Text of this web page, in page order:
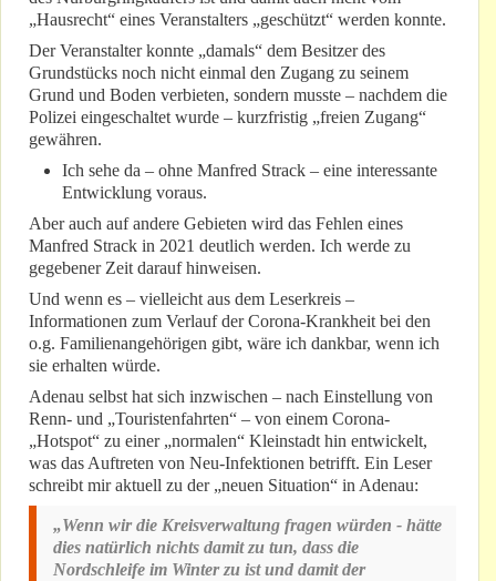
„Hausrecht“ eines Veranstalters „geschützt“ werden konnte.
Der Veranstalter konnte „damals“ dem Besitzer des
Grundstücks noch nicht einmal den Zugang zu seinem
Grund und Boden verbieten, sondern musste – nachdem die
Polizei eingeschaltet wurde – kurzfristig „freien Zugang“
gewähren.
Ich sehe da – ohne Manfred Strack – eine interessante
Entwicklung voraus.
Aber auch auf andere Gebieten wird das Fehlen eines
Manfred Strack in 2021 deutlich werden. Ich werde zu
gegebener Zeit darauf hinweisen.
Und wenn es – vielleicht aus dem Leserkreis –
Informationen zum Verlauf der Corona-Krankheit bei den
o.g. Familienangehörigen gibt, wäre ich dankbar, wenn ich
sie erhalten würde.
Adenau selbst hat sich inzwischen – nach Einstellung von
Renn- und „Touristenfahrten“ – von einem Corona-
„Hotspot“ zu einer „normalen“ Kleinstadt hin entwickelt,
was das Auftreten von Neu-Infektionen betrifft. Ein Leser
schreibt mir aktuell zu der „neuen Situation“ in Adenau:
„Wenn wir die Kreisverwaltung fragen würden - hätte
dies natürlich nichts damit zu tun, dass die
Nordschleife im Winter zu ist und damit der